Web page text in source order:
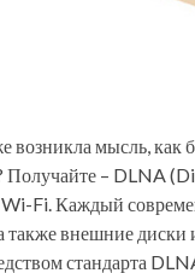
возникла мысль,
Получайте – DLNA
Fi. Каждый
также внешние
стандарта